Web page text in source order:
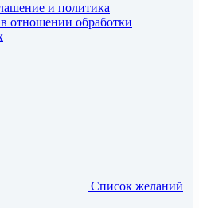
и политика
отношении обработки
Список желаний